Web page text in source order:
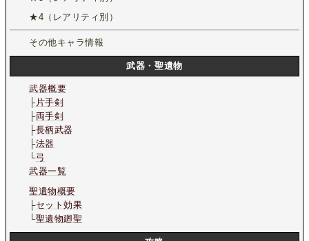
★4（レアリティ別）
その他キャラ情報
武器・聖遺物
武器概要
├片手剣
├両手剣
├長柄武器
├法器
└弓
武器一覧
聖遺物概要
├セット効果
└聖遺物廻聖